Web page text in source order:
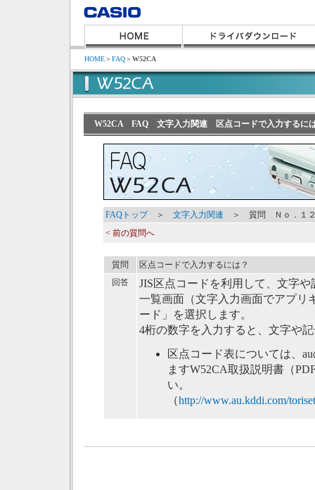
HOME＞FAQ＞W52CA
W52CA FAQ 文字入力関連 区点コードで入力するに
FAQトップ＞ 文字入力関連 ＞ 質問 Ｎｏ．１
< 前の質問へ
質問
区点コードで入力するには？
回答
JIS区点コードを利用して、文字
一覧画面（文字入力画面でアプ
ード」を選択します。
4桁の数字を入力すると、文字や
区点コード表については、
ますW52CA取扱説明書（
い。
（http://www.au.kddi.com/